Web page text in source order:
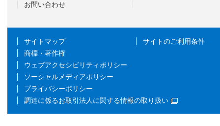
お問い合わせ
サイトマップ
サイトのご利用条件
商標・著作権
ウェブアクセシビリティポリシー
ソーシャルメディアポリシー
プライバシーポリシー
調達に係るお取引法人に関する情報の取り扱い